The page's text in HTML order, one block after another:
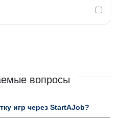
вопросы
игр через StartAJob?